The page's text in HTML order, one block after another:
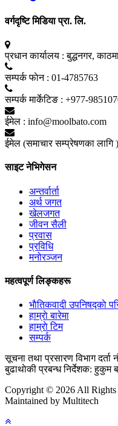
वर्गदृष्टि मिडिया प्रा. लि.
प्रधान कार्यालय : बुद्धनगर,
सम्पर्क फाेन : 01-4785763
सम्पर्क मार्केटिङ : +977-
ईमेल : info@moolbato.com
ईमेल (समाचार सम्प्रेषणका लागि
साइट नेभिगेसन
अन्तर्वार्ता
अर्थ जगत
खेलजगत
जीवन सैली
प्रवास
प्रविधि
मनोरञ्जन
महत्वपूर्ण लिङ्कहरू
भाैतिकवादी उपनिषद्काे
हाम्राे बारेमा
हाम्राे टिम
सम्पर्क
सूचना तथा प्रसारण विभाग
बुढाथाेकी प्रबन्ध निर्देशक: हुकुम
Copyright © 2026 All Rights
Maintained by Multitech